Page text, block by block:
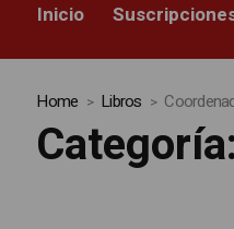
Inicio
Home Libros
Categoría: